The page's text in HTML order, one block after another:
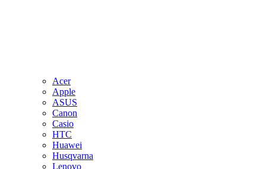
Acer
Apple
ASUS
Canon
Casio
HTC
Huawei
Husqvarna
Lenovo